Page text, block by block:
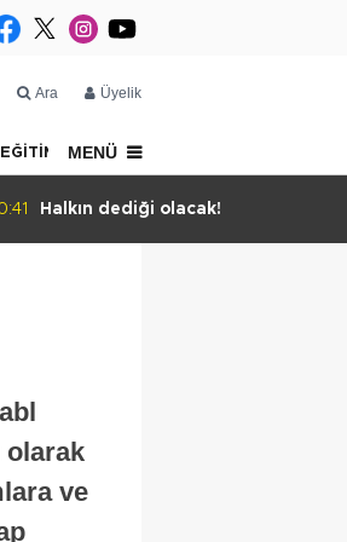
Ara Üyelik
EĞİTİM YAZARLAR
MENÜ
Halkın dediği olacak!
olarak
ve